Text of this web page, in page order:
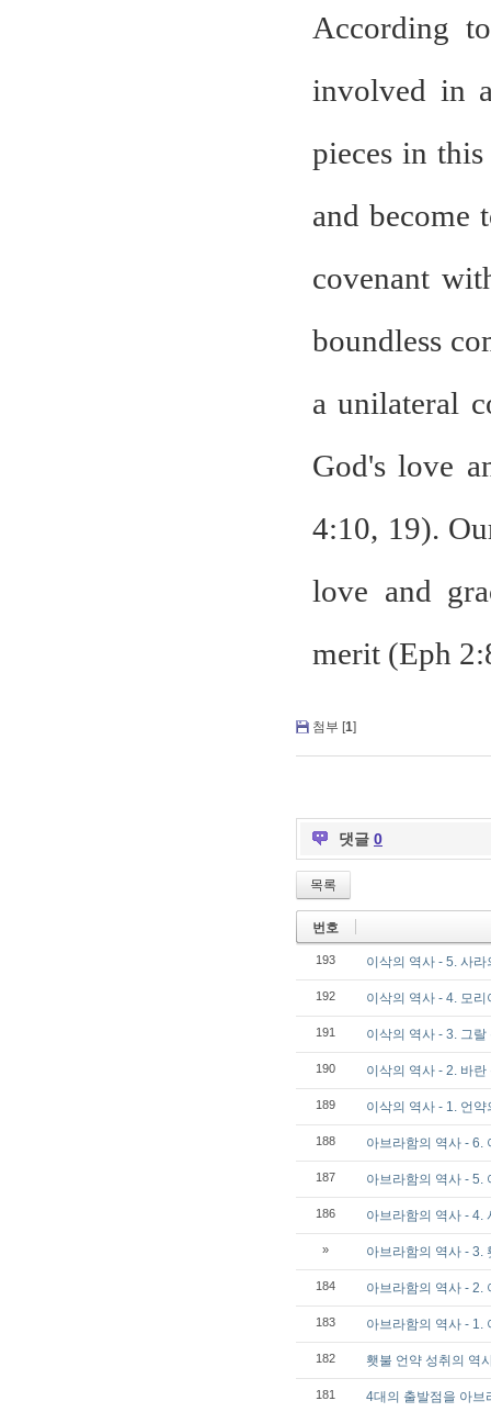
According
involved in
pieces in
and become
covenant
boundless
a unilateral
God's love
4:10, 19).
love and
merit (Eph
첨부 [1]
댓글 0
목록
번호
193 이삭의 역사 - 5. 사라
192 이삭의 역사 - 4. 모
191 이삭의 역사 - 3. 그
190 이삭의 역사 - 2. 바
189 이삭의 역사 - 1. 언
188 아브라함의 역사 - 6.
187 아브라함의 역사 - 5.
186 아브라함의 역사 - 4.
» 아브라함의 역사 - 3.
184 아브라함의 역사 - 2.
183 아브라함의 역사 - 1.
182 횃불 언약 성취의 역
181 4대의 출발점을 아